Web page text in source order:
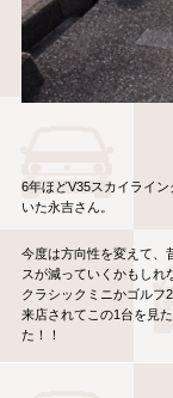
6年ほどV35スカイライ
いた永吉さん。
今度は方向性を変えて、
スが減っていくかもしれ
クラシックミニかゴルフ
来店されてこの1台を見
た！！